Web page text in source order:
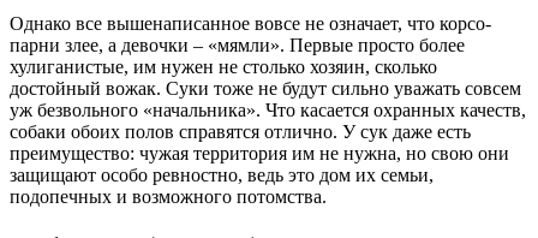
Однако все вышенаписанное вовсе не означает, что корсо-
парни злее, а девочки – «мямли». Первые просто более
хулиганистые, им нужен не столько хозяин, сколько
достойный вожак. Суки тоже не будут сильно уважать совсем
уж безвольного «начальника». Что касается охранных качеств,
собаки обоих полов справятся отлично. У сук даже есть
преимущество: чужая территория им не нужна, но свою они
защищают особо ревностно, ведь это дом их семьи,
подопечных и возможного потомства.